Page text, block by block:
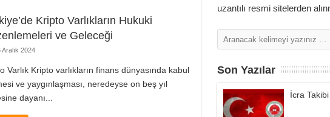
Kripto Varlıkların Hukuki
ve Geleceği
Aralık 2024
Varlık Kripto varlıkların finans dünyasında kabul
ve yaygınlaşması, neredeyse on beş yıl
dayanı...
uzantılı resmi sitelerden
Son Yazılar
İcra